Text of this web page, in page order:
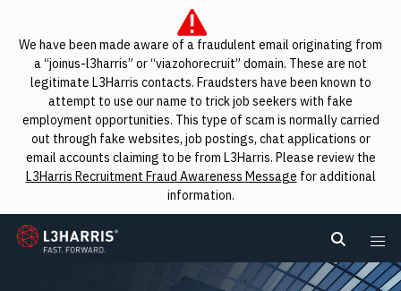
We have been made aware of a fraudulent email originating from
a “joinus-l3harris” or “viazohorecruit” domain. These are not
legitimate L3Harris contacts. Fraudsters have been known to
attempt to use our name to trick job seekers with fake
employment opportunities. This type of scam is normally carried
out through fake websites, job postings, chat applications or
email accounts claiming to be from L3Harris. Please review the
L3Harris Recruitment Fraud Awareness Message for additional
information.
L3Harris
Search